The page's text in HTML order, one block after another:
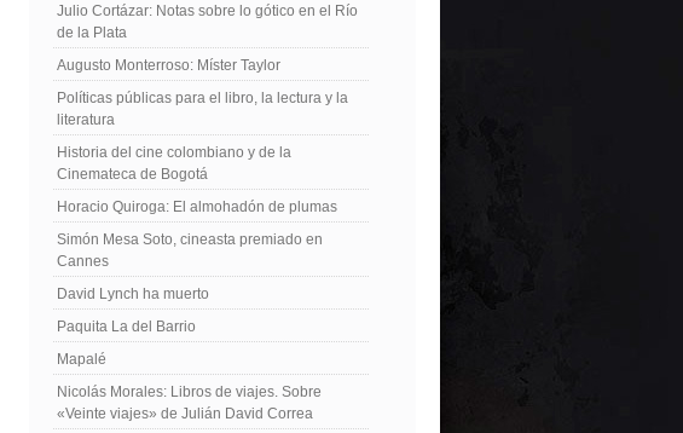
Julio Cortázar: Notas sobre lo gótico en el Río
de la Plata
Augusto Monterroso: Míster Taylor
Políticas públicas para el libro, la lectura y la
literatura
Historia del cine colombiano y de la
Cinemateca de Bogotá
Horacio Quiroga: El almohadón de plumas
Simón Mesa Soto, cineasta premiado en
Cannes
David Lynch ha muerto
Paquita La del Barrio
Mapalé
Nicolás Morales: Libros de viajes. Sobre
«Veinte viajes» de Julián David Correa